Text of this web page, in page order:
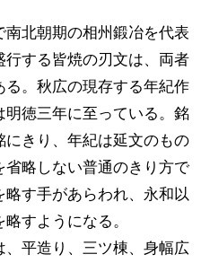
北朝期の相州鍛冶を代表
する皆焼の刃文は、両者
。秋広の現存する年紀作
徳三年に至っている。銘
きり、年紀は延文のもの
略しない普通のきり方で
す手があらわれ、永和以
すようになる。
平造り、三ツ棟、身幅広